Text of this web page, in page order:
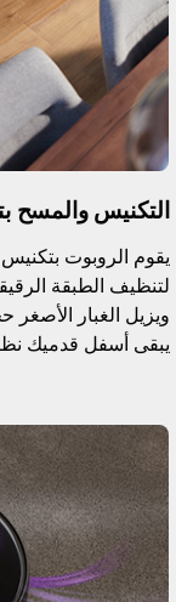
والمسح
الروبوت بتكنيس
الطبقة
الغبار الأصغر
أسفل قدميك